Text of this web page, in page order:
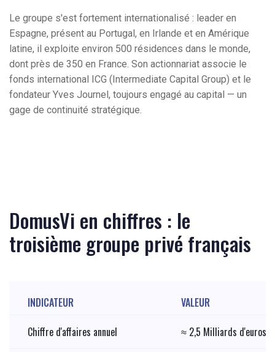
Le groupe s'est fortement internationalisé : leader en
Espagne, présent au Portugal, en Irlande et en Amérique
latine, il exploite environ 500 résidences dans le monde,
dont près de 350 en France. Son actionnariat associe le
fonds international ICG (Intermediate Capital Group) et le
fondateur Yves Journel, toujours engagé au capital — un
gage de continuité stratégique.
DomusVi en chiffres : le
troisième groupe privé français
INDICATEUR
VALEUR
Chiffre d'affaires annuel
≈ 2,5 Milliards d'euros